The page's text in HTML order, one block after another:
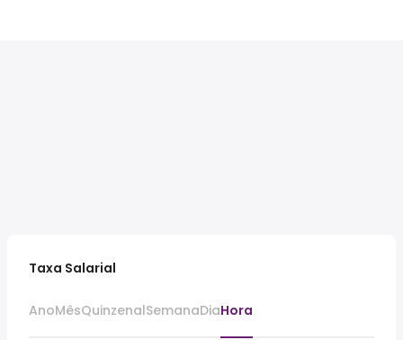
Taxa Salarial
AnoMêsQuinzenalSemanaDiaHora